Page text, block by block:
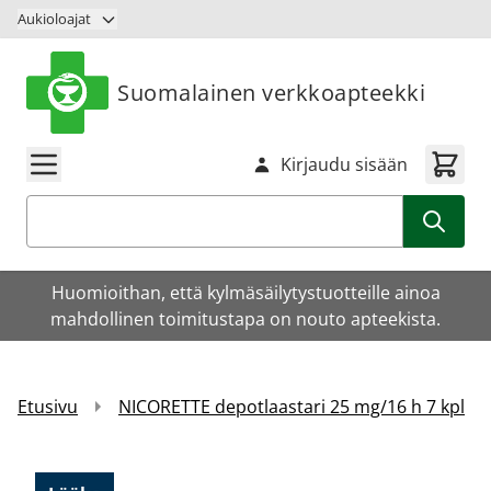
Siirry sisältöön
Aukioloajat
Suomalainen verkkoapteekki
Kirjaudu sisään
Huomioithan, että kylmäsäilytystuotteille ainoa
mahdollinen toimitustapa on nouto apteekista.
Etusivu NICORETTE depotlaastari 25 mg/16 h 7 kpl